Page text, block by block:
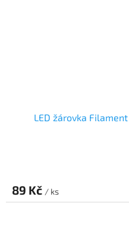
LED žárovka
89 Kč / ks